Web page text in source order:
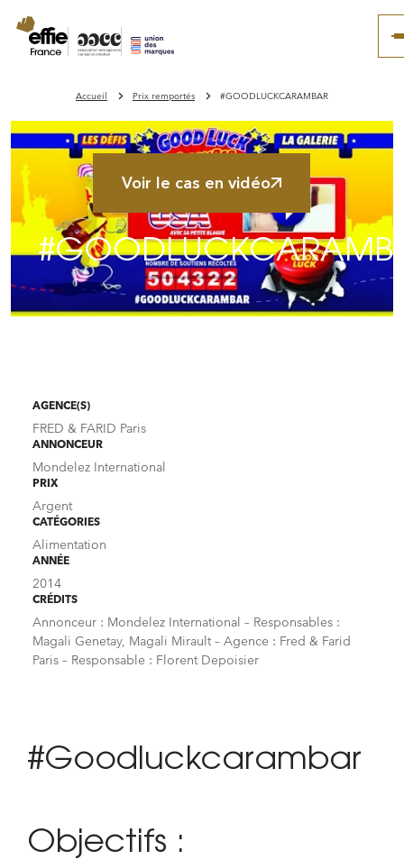
Accueil Prix remportés #GOODLUCKCARAMBAR
Voir le cas en vidéo
AGENCE(S)
FRED & FARID Paris
ANNONCEUR
Mondelez International
PRIX
Argent
CATÉGORIES
Alimentation
ANNÉE
2014
CRÉDITS
Annonceur : Mondelez International – Responsables :
Magali Genetay, Magali Mirault – Agence : Fred & Farid
Paris – Responsable : Florent Depoisier
#Goodluckcarambar
Objectifs :